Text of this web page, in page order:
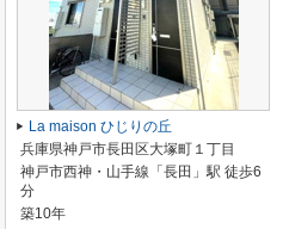
La maison ひじりの丘
兵庫県神戸市長田区大塚町１丁目
神戸市西神・山手線「長田」駅 徒歩6
分
築10年